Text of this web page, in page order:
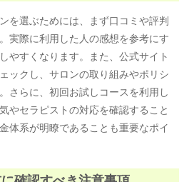
を選ぶためには、まず口コミや評判
実際に利用した人の感想を参考にす
やすくなります。また、公式サイト
ックし、サロンの取り組みやポリシ
さらに、初回お試しコースを利用し
やセラピストの対応を確認すること
体系が明瞭であることも重要なポイ